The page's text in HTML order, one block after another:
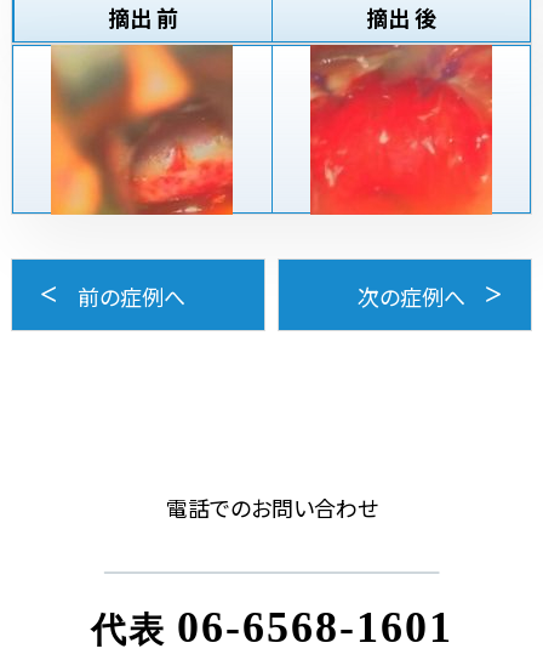
摘出 前
摘出 後
前の症例へ 次の症例へ
電話でのお問い合わせ
代表 06-6568-1601